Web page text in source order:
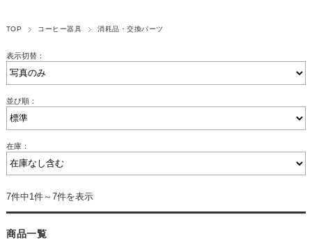
TOP コーヒー器具 消耗品・交換パーツ
表示切替：
並び順：
在庫：
7件中1件～7件を表示
商品一覧